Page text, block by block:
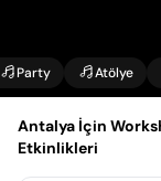
Party Atölye
Antalya İçin
Etkinlikleri